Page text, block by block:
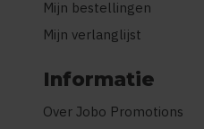
Mijn bestellingen
Mijn verlanglijst
Informatie
Over Jobo Promotions